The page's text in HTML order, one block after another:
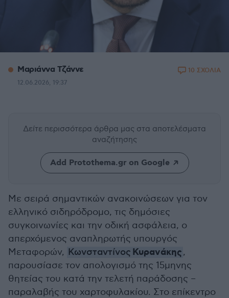
Μαριάννα Τζάννε
12.06.2026, 19:37
10 ΣΧΟΛΙΑ
Δείτε περισσότερα άρθρα μας στα αποτελέσματα
αναζήτησης
Add Protothema.gr on Google
Με σειρά σημαντικών ανακοινώσεων για τον
ελληνικό σιδηρόδρομο, τις δημόσιες
συγκοινωνίες και την οδική ασφάλεια, ο
απερχόμενος αναπληρωτής υπουργός
Μεταφορών, Κωνσταντίνος Κυρανάκης,
παρουσίασε τον απολογισμό της 15μηνης
θητείας του κατά την τελετή παράδοσης –
παραλαβής του χαρτοφυλακίου. Στο επίκεντρο